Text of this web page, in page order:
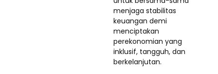
menjaga stabilitas
keuangan demi
menciptakan
perekonomian yang
inklusif, tangguh, dan
berkelanjutan.